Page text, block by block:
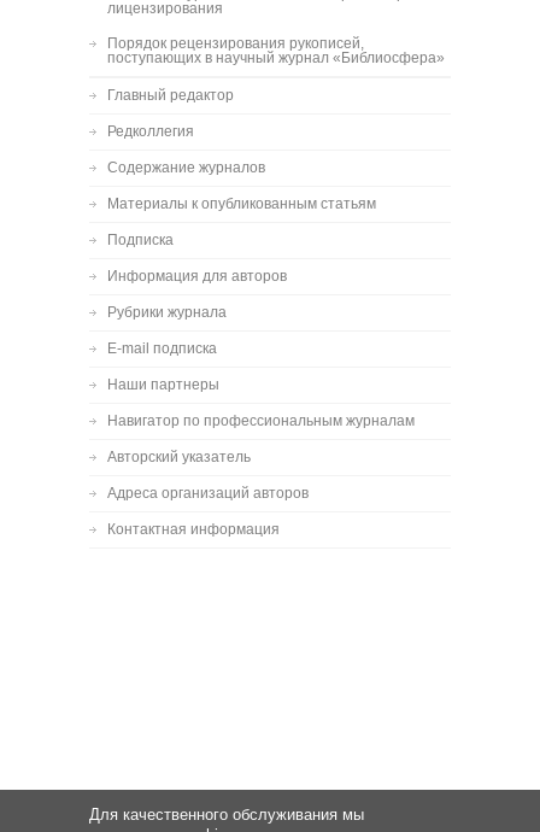
лицензирования
Порядок рецензирования рукописей,
поступающих в научный журнал «Библиосфера»
Главный редактор
Редколлегия
Содержание журналов
Материалы к опубликованным статьям
Подписка
Информация для авторов
Рубрики журнала
E-mail подписка
Наши партнеры
Навигатор по профессиональным журналам
Авторский указатель
Адреса организаций авторов
Контактная информация
Для качественного обслуживания мы